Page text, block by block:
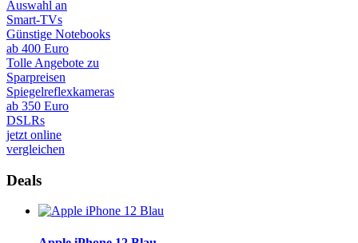
Auswahl an
Smart-TVs
Günstige Notebooks
ab 400 Euro
Tolle Angebote zu
Sparpreisen
Spiegelreflexkameras
ab 350 Euro
DSLRs
jetzt online
vergleichen
Deals